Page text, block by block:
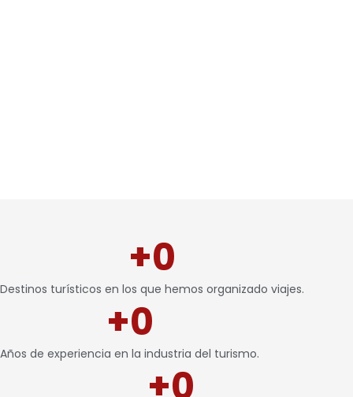
+0
Destinos turísticos en los que hemos organizado viajes.
+0
Años de experiencia en la industria del turismo.
+0